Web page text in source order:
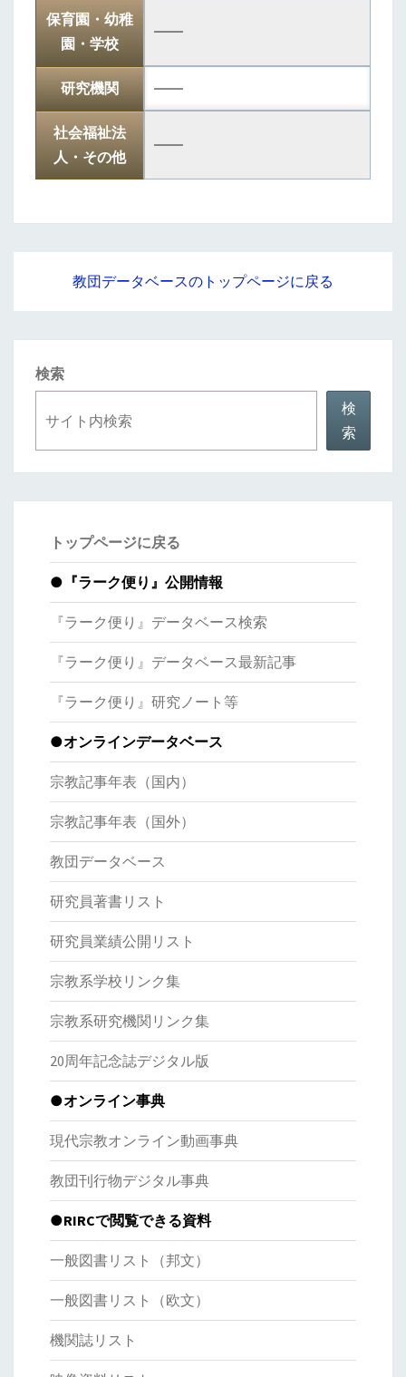
保育園・幼稚
園・学校
――
研究機関 ――
社会福祉法
人・その他
――
教団データベースのトップページに戻る
検索
検
索
トップページに戻る
● 『ラーク便り』公開情報
『ラーク便り』データベース検索
『ラーク便り』データベース最新記事
『ラーク便り』研究ノート等
●オンラインデータベース
宗教記事年表（国内）
宗教記事年表（国外）
教団データベース
研究員著書リスト
研究員業績公開リスト
宗教系学校リンク集
宗教系研究機関リンク集
20周年記念誌デジタル版
●オンライン事典
現代宗教オンライン動画事典
教団刊行物デジタル事典
●RIRCで閲覧できる資料
一般図書リスト（邦文）
一般図書リスト（欧文）
機関誌リスト